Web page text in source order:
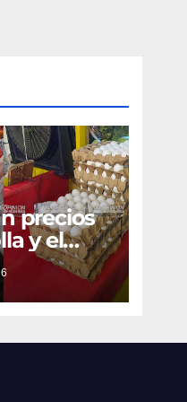
precios
y el